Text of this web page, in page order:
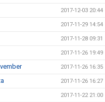
2017-12-03 20:44
2017-11-29 14:54
2017-11-28 09:31
2017-11-26 19:49
2017-11-26 16:35
2017-11-26 16:27
2017-11-22 21:00